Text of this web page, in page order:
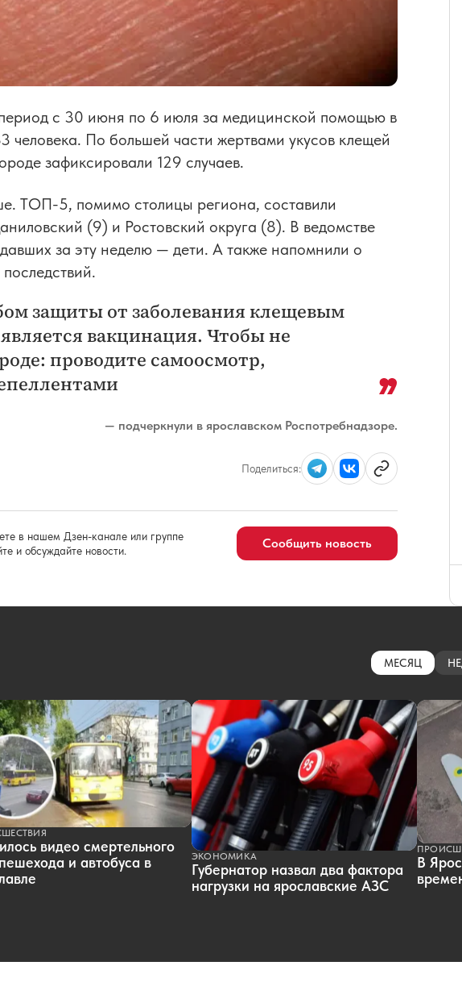
с 30 июня по 6 июля за медицинской помощью в
человека. По большей части жертвами укусов клещей
зафиксировали 129 случаев.
ТОП-5, помимо столицы региона, составили
(9) и Ростовский округа (8). В ведомстве
за эту неделю — дети. А также напомнили о
защиты от заболевания клещевым
вакцинация. Чтобы не
проводите самоосмотр,
— подчеркнули в ярославском Роспотребнадзоре.
Поделиться:
в нашем Дзен-канале или группе
и обсуждайте новости.
Сообщить новость
МЕСЯЦ
видео смертельного
и автобуса в
ЭКОНОМИКА
Губернатор назвал два фактора
нагрузки на ярославские АЗС
В